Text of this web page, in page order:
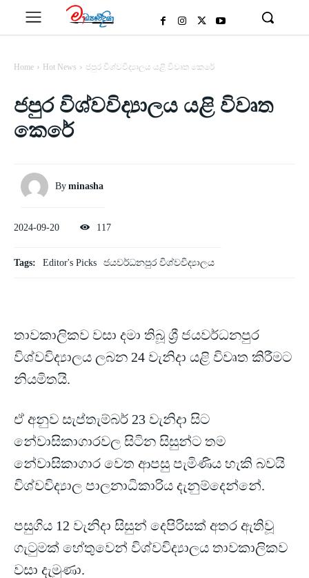
Home Hot News ජපුර විශ්වවිද්‍යාලය යළි විවෘත කෙරේ
ජපුර විශ්වවිද්‍යාලය යළි විවෘත
කෙරේ
By minasha
2024-09-20 117
Tags: Editor's Picks ජයවර්ධනපුර විශ්වවිද්‍යාලය
තාවකාලිකව වසා දමා තිබූ ශ්‍රී ජයවර්ධනපුර
විශ්වවිද්‍යාලය ලබන 24 වැනිදා යළි විවෘත කිරීමට
නියමිතයි.
ඒ අනුව සැප්තැම්බර් 23 වැනිදා සිට
නේවාසිකාගාරවල සිටින සිසුන්ට තම
නේවාසිකාගාර වෙත ආපසු පැමිණිය හැකි බවයි
විශ්වවිද්‍යාල පාලනාධිකාරිය දැනුම්දෙන්නේ.
පසුගිය 12 වැනිදා සිසුන් දෙපිරිසක් අතර ඇතිවූ
ගැටුමක් හේතුවෙන් විශ්වවිද්‍යාලය තාවකාලිකව
වසා දැමුණා.